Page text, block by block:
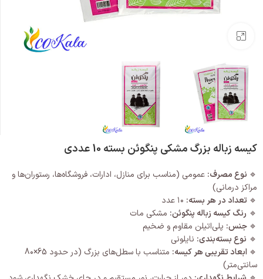
کیسه زباله بزرگ مشکی پنگوئن بسته 10 عددی
🔹 نوع مصرف: عمومی (مناسب برای منازل، ادارات، فروشگاه‌ها، رستوران‌ها و
مراکز درمانی)
🔹 تعداد در هر بسته:
🔹 رنگ کیسه زباله پنگوئن: مشکی مات
🔹 جنس: پلی‌اتیلن مقاوم و ضخیم
🔹 نوع بسته‌بندی: نایلونی
🔹 ابعاد تقریبی هر کیسه:
متناسب با سطل‌های بزرگ (در حدود 65×8۰
سانتی‌متر)